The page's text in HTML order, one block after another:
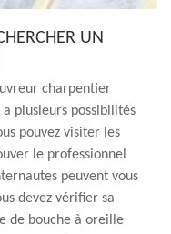
UN
charpentier
plusieurs possibilités
pouvez visiter les
le professionnel
peuvent vous
devez vérifier sa
de bouche à oreille